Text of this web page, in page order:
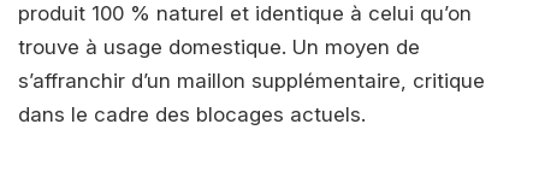
produit 100 % naturel et identique à celui qu’on
trouve à usage domestique. Un moyen de
s’affranchir d’un maillon supplémentaire, critique
dans le cadre des blocages actuels.